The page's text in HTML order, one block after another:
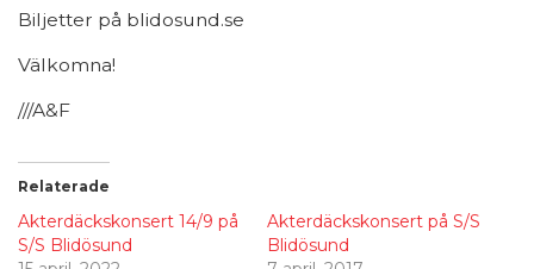
Biljetter på blidosund.se
Välkomna!
///A&F
Relaterade
Akterdäckskonsert 14/9 på
S/S Blidösund
Akterdäckskonsert på S/S
Blidösund